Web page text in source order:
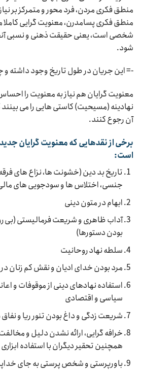
منطق فکری مردن، فرد محور و متمرکز بر
منطق فکری پسامدرن، معنویت گرایی کاملا
شخصی است، یعنی حقیقت ذهنی و نسبی
شود.
-= این جریان در طول تاریخ وجود داشته و
معنویت گرایان هم نیاز به معنویت را
نهادینه (مسیحیت) کاستی هایی را می بینند
آن رجوع کنند.
برخی از نقدهایی که معنویت گرایان جدید
است:
تاریخ بد دین (خشونت ها، نزاع های
جنسی، اختلاس ها و سودجویی های
ابهام در متون دینی
آداب ظاهری و شریعت فرمالیستی (بی
بودن دستورها)
سلطه نهاد روحانیت
مرد بودن خدای ادیان و نقش کم زنان
استفاده نهادهای دینی از موقوفات و
سیاسی و اقتصادی
شریعت زدگی و داغ بودن تنور ریا و نفاق
خرافه گرایی، ارائه نشدن دلیل و
همچنین تحقیر دیگران با استفاده
باورپرستی و شخص پرستی به جای